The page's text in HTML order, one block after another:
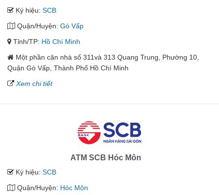
Ký hiệu: SCB
Quận/Huyện: Gò Vấp
Tỉnh/TP: Hồ Chí Minh
Một phần căn nhà số 311và 313 Quang Trung, Phường 10,
Quận Gò Vấp, Thành Phố Hồ Chí Minh
Xem chi tiết
ATM SCB Hóc Môn
Ký hiệu: SCB
Quận/Huyện: Hóc Môn